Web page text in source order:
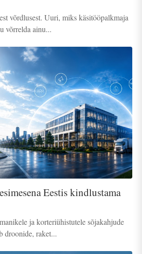
võrdlusest. Uuri, miks käsitööpalkmaja
võrrelda ainu...
Eestis kindlustama
ja korteriühistutele sõjakahjude
droonide, raket...